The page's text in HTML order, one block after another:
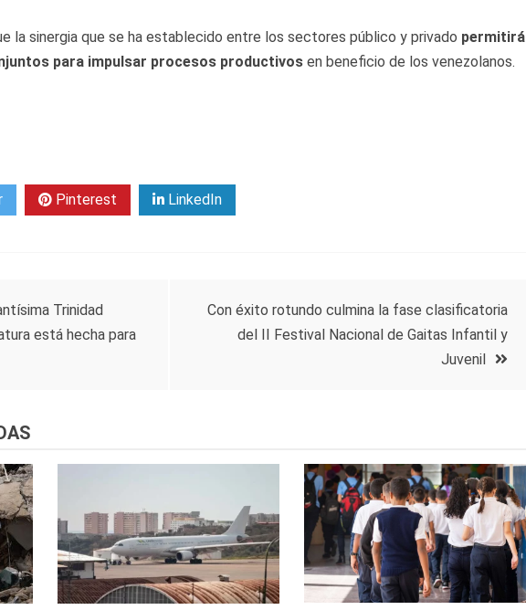
la sinergia que se ha establecido entre los sectores público y privado permitirá
para impulsar procesos productivos en beneficio de los venezolanos.
Pinterest LinkedIn
Trinidad
está hecha para
Con éxito rotundo culmina la fase clasificatoria
del II Festival Nacional de Gaitas Infantil y
Juvenil